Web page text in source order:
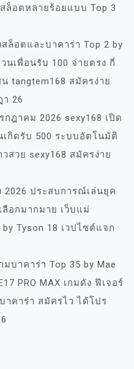
ล็อตหลายร้อยแบบ Top 3
ล็อตและบาคาร่า Top 2 by
นเพื่อนรับ 100 จ่ายตรง กี่
tangtem168 สมัครง่าย
26
กฎาคม 2026 sexy168 เปิด
กิดรับ 500 ระบบอัตโนมัติ
สวย sexy168 สมัครง่าย
2026 ประสบการณ์เล่นยุค
ลือกมากมาย เว็บแม่
Tyson 18 เวปไซต์แจก
บาคาร่า Top 35 by Mae
PRO MAX เกมดัง ฟีเจอร์
าคาร่า สมัครไว ได้โปร